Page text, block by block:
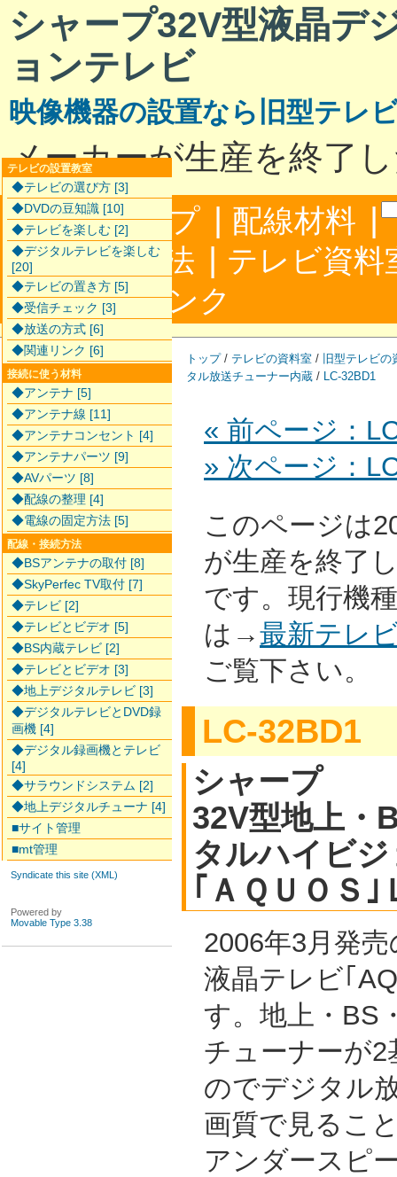
シャープ32V型液晶デ
ョンテレビ
映像機器の設置なら旧型テレ
メーカーが生産を終了
サイトマップ | 配線材料 |
配線接続方法 | テレビ資料
合わせ|リンク
トップ/ テレビの資料室 / 旧型テレビの
タル放送チューナー内蔵 / LC-32BD1
« 前ページ：
» 次ページ：
このページは
が生産を終了
です。現行機
は→最新テレ
ご覧下さい。
LC-32BD1
シャープ
32V型地上・
タルハイビ
｢ＡＱＵＯＳ
2006年3月発
液晶テレビ｢
す。地上・BS
チューナーが
のでデジタル
画質で見るこ
アンダースピ
テレビの設置教室
◆テレビの選び方 [3]
◆DVDの豆知識 [10]
◆テレビを楽しむ [2]
◆デジタルテレビを楽しむ
[20]
◆テレビの置き方 [5]
◆受信チェック [3]
◆放送の方式 [6]
◆関連リンク [6]
接続に使う材料
◆アンテナ [5]
◆アンテナ線 [11]
◆アンテナコンセント [4]
◆アンテナパーツ [9]
◆AVパーツ [8]
◆配線の整理 [4]
◆電線の固定方法 [5]
配線・接続方法
◆BSアンテナの取付 [8]
◆SkyPerfec TV取付 [7]
◆テレビ [2]
◆テレビとビデオ [5]
◆BS内蔵テレビ [2]
◆テレビとビデオ [3]
◆地上デジタルテレビ [3]
◆デジタルテレビとDVD録
画機 [4]
◆デジタル録画機とテレビ
[4]
◆サラウンドシステム [2]
◆地上デジタルチューナ [4]
■サイト管理
■mt管理
Syndicate this site (XML)
Powered by
Movable Type 3.38